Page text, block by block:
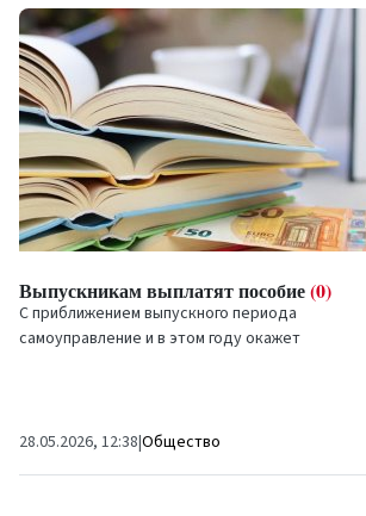
Выпускникам выплатят пособие(0)
С приближением выпускного периода
самоуправление и в этом году окажет
28.05.2026, 12:38|Общество